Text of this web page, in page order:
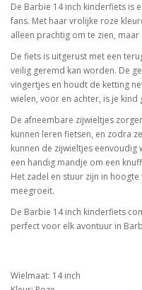
De Barbie 14 inch kinderfiets is
fans. Met haar vrolijke roze
alleen prachtig om te zien,
De fiets is uitgerust met een
veilig geremd kan worden. De
vingertjes en houdt de ketting
wielen, voor en achter, is je
De afneembare zijwieltjes
kunnen leren fietsen, en zodra
kunnen de zijwieltjes
een handig mandje om een
Het zadel en stuur zijn in
meegroeit.
De Barbie 14 inch kinderfiets
perfect voor elk avontuur in
Wielmaat: 14 inch